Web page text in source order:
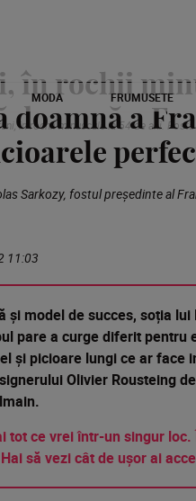
MODA FRUMUSETE
în rochii minuscule la 54 de ani.
Sarkozy, fostul președinte al
în rochii
doamnă a
11:03
și model de succes, soția
pare a curge diferit pentru
și picioare lungi ce ar face
Olivier Rousteing
tot ce vrei într-un singur
să vezi cât de ușor ai